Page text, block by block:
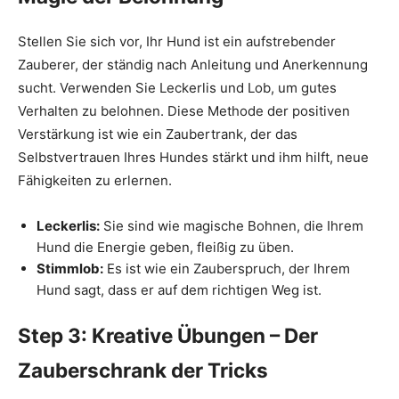
Stellen Sie sich vor, Ihr Hund ist ein aufstrebender
Zauberer, der ständig nach Anleitung und Anerkennung
sucht. Verwenden Sie Leckerlis und Lob, um gutes
Verhalten zu belohnen. Diese Methode der positiven
Verstärkung ist wie ein Zaubertrank, der das
Selbstvertrauen Ihres Hundes stärkt und ihm hilft, neue
Fähigkeiten zu erlernen.
Leckerlis: Sie sind wie magische Bohnen, die Ihrem
Hund die Energie geben, fleißig zu üben.
Stimmlob: Es ist wie ein Zauberspruch, der Ihrem
Hund sagt, dass er auf dem richtigen Weg ist.
Step 3: Kreative Übungen – Der
Zauberschrank der Tricks